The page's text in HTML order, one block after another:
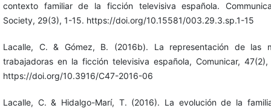
contexto familiar de la ficción televisiva española.
Society, 29(3), 1-15. https://doi.org/10.15581/003.29.3.sp.1-15
Lacalle, C. & Gómez, B. (2016b). La representación de las
trabajadoras en la ficción televisiva española, Comunicar,
https://doi.org/10.3916/C47-2016-06
Lacalle, C. & Hidalgo-Marí, T. (2016). La evolución de la